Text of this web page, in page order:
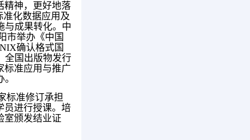
精神，更好地落
准化数据应用及
与成果转化。中
市举办《中国
确认格式国
全国出版物发行
标准应用与推广
标准修订承担
员进行授课。培
室颁发结业证